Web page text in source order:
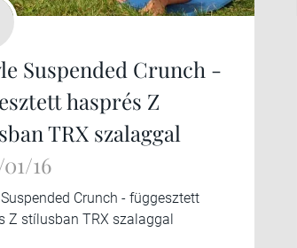
Suspended Crunch -
hasprés Z
TRX szalaggal
16
Crunch - függesztett
Z stílusban TRX szalaggal